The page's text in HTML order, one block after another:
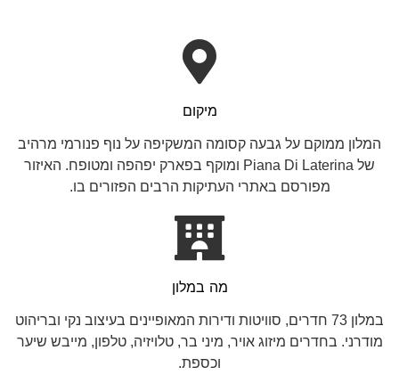
מיקום
המלון ממוקם על גבעה קסומה המשקיפה על נוף פנורמי מרהיב
של Piana Di Laterina ומוקף בפארק יפהפה ומטופח. האיזור
מפורסם באתרי העתיקות הרבים הפזורים בו.
מה במלון
במלון 73 חדרים, סוויטות ודירות המאופיינים בעיצוב נקי ובריהוט
מודרני. בחדרים מיזוג אויר, מיני בר, טלויזיה, טלפון, מייבש שיער
וכספת.